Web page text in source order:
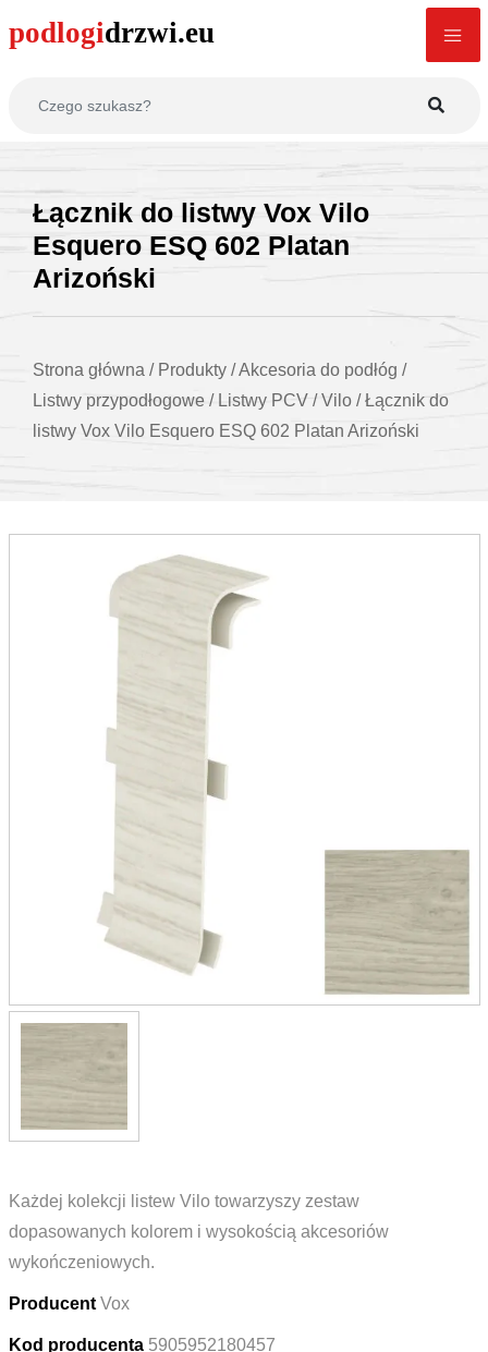
Łącznik do listwy Vox Vilo
Esquero ESQ 602 Platan
Arizoński
Strona główna / Produkty /Akcesoria do podłóg /
Listwy przypodłogowe / Listwy PCV /Vilo /Łącznik do
listwy Vox Vilo Esquero ESQ 602 Platan Arizoński
Każdej kolekcji listew Vilo towarzyszy zestaw
dopasowanych kolorem i wysokością akcesoriów
wykończeniowych.
Producent Vox
Kod producenta 5905952180457